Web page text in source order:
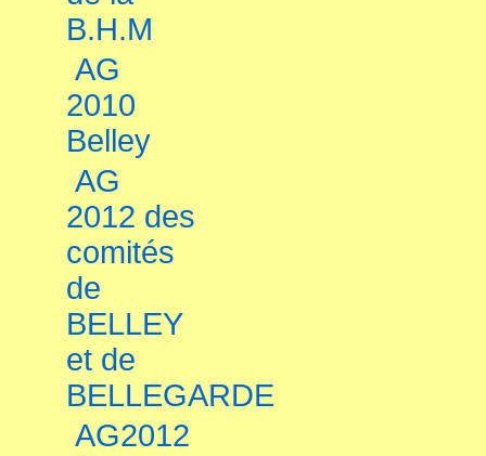
B.H.M
AG
2010
Belley
AG
2012 des
comités
de
BELLEY
et de
BELLEGARDE
AG2012